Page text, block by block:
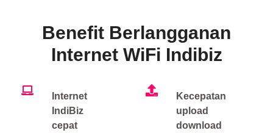
Benefit Berlangganan
Internet WiFi Indibiz
Internet
IndiBiz
cepat
Kecepatan
upload
download